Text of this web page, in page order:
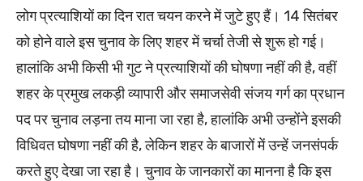
लोग प्रत्याशियों का दिन रात चयन करने में जुटे हुए हैं। 14 सितंबर
को होने वाले इस चुनाव के लिए शहर में चर्चा तेजी से शुरू हो गई।
हालांकि अभी किसी भी गुट ने प्रत्याशियों की घोषणा नहीं की है, वहीं
शहर के प्रमुख लकड़ी व्यापारी और समाजसेवी संजय गर्ग का प्रधान
पद पर चुनाव लड़ना तय माना जा रहा है, हालांकि अभी उन्होंने इसकी
विधिवत घोषणा नहीं की है, लेकिन शहर के बाजारों में उन्हें जनसंपर्क
करते हुए देखा जा रहा है। चुनाव के जानकारों का मानना है कि इस